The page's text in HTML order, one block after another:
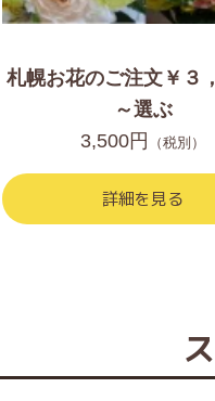
札幌お花のご注文￥３
～選ぶ
3,500円
（税別）
詳細を見る